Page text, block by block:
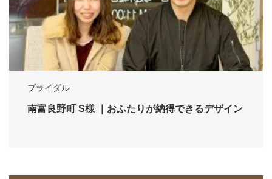
ブライダル
南富良野町 S様 ｜おふたりが納得できるデザイン